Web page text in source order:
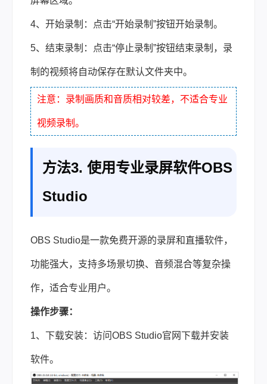
4、开始录制：点击“开始录制”按钮开始录制。
5、结束录制：点击“停止录制”按钮结束录制，录
制的视频将自动保存在默认文件夹中。
注意：录制画质和音质相对较差，不适合专业
视频录制。
方法3. 使用专业录屏软件OBS
Studio
OBS Studio是一款免费开源的录屏和直播软件，
功能强大，支持多场景切换、音频混合等复杂操
作，适合专业用户。
操作步骤：
1、下载安装：访问OBS Studio官网下载并安装
软件。